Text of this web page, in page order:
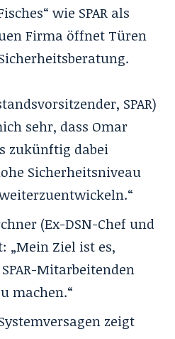
wie SPAR als
Firma öffnet Türen
SPAR)
sehr, dass Omar
zukünftig dabei
Sicherheitsniveau
(Ex-DSN-Chef und
„Mein Ziel ist es,
Mitarbeitenden
machen.“
zeigt